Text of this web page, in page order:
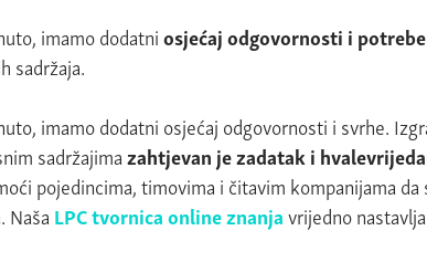
imamo dodatniosjećaj odgovornosti i potrebe
sadržaja.
imamo dodatni osjećaj odgovornosti i svrhe.
sadržajimazahtjevan je zadatak i
pojedincima, timovima i čitavim kompanijama
Naša LPC tvornica online znanjavrijedno